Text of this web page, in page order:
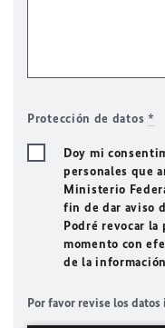
Protección de datos *
Doy mi
personales que
Ministerio
fin de dar aviso
Podré revocar
momento con
de la
Por favor revise los